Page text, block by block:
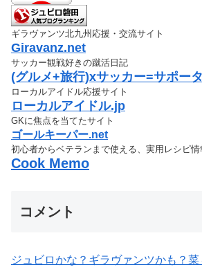
ギラヴァンツ北九州応援・交流サイト
Giravanz.net
サッカー観戦好きの蹴活日記
(グルメ+旅行)xサッカー=サポー
ローカルアイドル応援サイト
ローカルアイドル.jp
GKに焦点を当てたサイト
ゴールキーパー.net
初心者からベテランまで使える、実用レシピ情
Cook Memo
コメント
ジュビロかな？ギラヴァンツかも？